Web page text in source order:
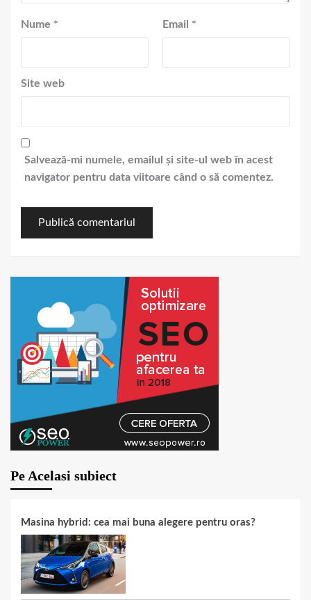
Nume * Email *
Site web
Salvează-mi numele, emailul și site-ul web în acest
navigator pentru data viitoare când o să comentez.
Pe Acelasi subiect
Masina hybrid: cea mai buna alegere pentru oras?